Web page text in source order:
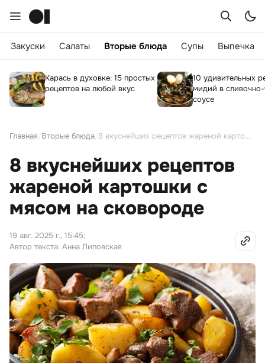
Закуски Салаты Вторые блюда Супы Выпечка
Карась в духовке: 15 простых
рецептов на любой вкус
10 удивительных
мидий в
соусе
Главная Вторые блюда 8 вкуснейших рецептов жареной картошки с мясом на сковороде
8 вкуснейших рецептов
жареной картошки с
мясом на сковороде
19 авг. 2025 г., 15:45;
Автор текста: Анна Липовская